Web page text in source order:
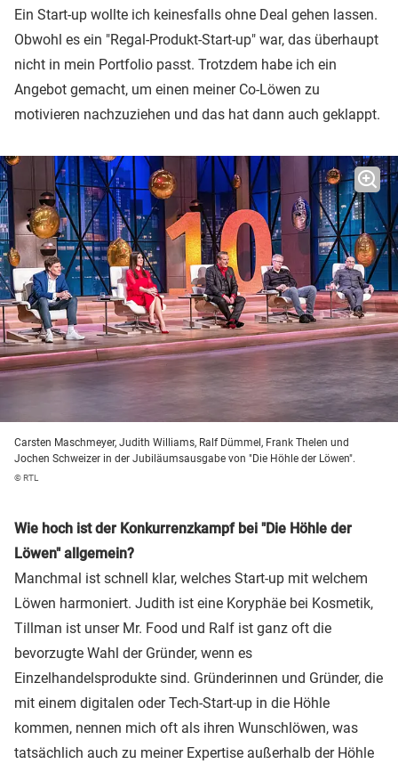
Ein Start-up wollte ich keinesfalls ohne Deal gehen lassen.
Obwohl es ein "Regal-Produkt-Start-up" war, das überhaupt
nicht in mein Portfolio passt. Trotzdem habe ich ein
Angebot gemacht, um einen meiner Co-Löwen zu
motivieren nachzuziehen und das hat dann auch geklappt.
Carsten Maschmeyer, Judith Williams, Ralf Dümmel, Frank Thelen und
Jochen Schweizer in der Jubiläumsausgabe von "Die Höhle der Löwen".
© RTL
Wie hoch ist der Konkurrenzkampf bei "Die Höhle der
Löwen" allgemein?
Manchmal ist schnell klar, welches Start-up mit welchem
Löwen harmoniert. Judith ist eine Koryphäe bei Kosmetik,
Tillman ist unser Mr. Food und Ralf ist ganz oft die
bevorzugte Wahl der Gründer, wenn es
Einzelhandelsprodukte sind. Gründerinnen und Gründer, die
mit einem digitalen oder Tech-Start-up in die Höhle
kommen, nennen mich oft als ihren Wunschlöwen, was
tatsächlich auch zu meiner Expertise außerhalb der Höhle